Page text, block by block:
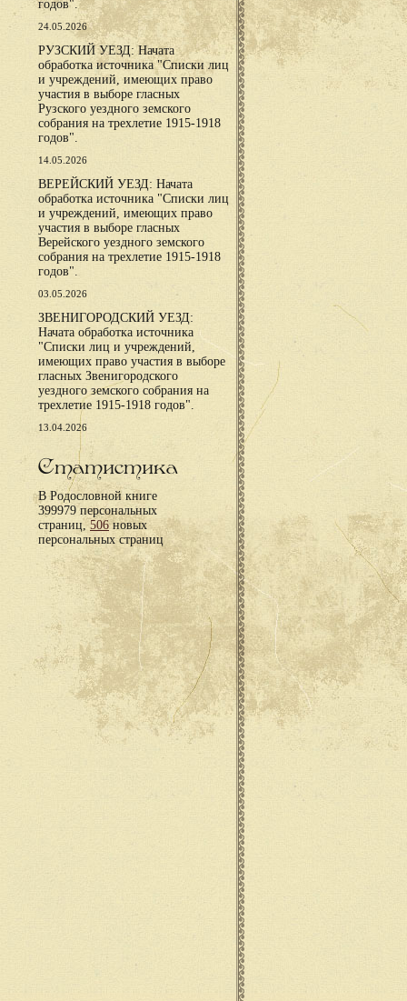
годов".
24.05.2026
РУЗСКИЙ УЕЗД: Начата
обработка источника "Списки лиц
и учреждений, имеющих право
участия в выборе гласных
Рузского уездного земского
собрания на трехлетие 1915-1918
годов".
14.05.2026
ВЕРЕЙСКИЙ УЕЗД: Начата
обработка источника "Списки лиц
и учреждений, имеющих право
участия в выборе гласных
Верейского уездного земского
собрания на трехлетие 1915-1918
годов".
03.05.2026
ЗВЕНИГОРОДСКИЙ УЕЗД:
Начата обработка источника
"Списки лиц и учреждений,
имеющих право участия в выборе
гласных Звенигородского
уездного земского собрания на
трехлетие 1915-1918 годов".
13.04.2026
Статистика
В Родословной книге
399979 персональных
страниц,506новых
персональных страниц